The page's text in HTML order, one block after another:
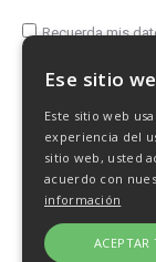
Recuerda mis
Publicar
Ese sitio
Este sitio web
experiencia del
sitio web, usted
acuerdo con
información
ACEPTAR